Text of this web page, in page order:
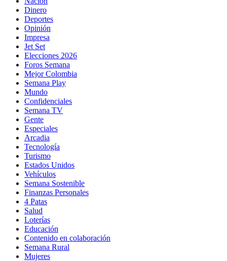
Dinero
Deportes
Opinión
Impresa
Jet Set
Elecciones 2026
Foros Semana
Mejor Colombia
Semana Play
Mundo
Confidenciales
Semana TV
Gente
Especiales
Arcadia
Tecnología
Turismo
Estados Unidos
Vehículos
Semana Sostenible
Finanzas Personales
4 Patas
Salud
Loterías
Educación
Contenido en colaboración
Semana Rural
Mujeres